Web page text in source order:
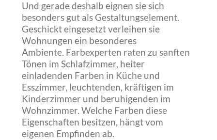
Und gerade deshalb eignen sie sich
besonders gut als Gestaltungselement.
Geschickt eingesetzt verleihen sie
Wohnungen ein besonderes
Ambiente. Farbexperten raten zu sanften
Tönen im Schlafzimmer, heiter
einladenden Farben in Küche und
Esszimmer, leuchtenden, kräftigen im
Kinderzimmer und beruhigenden im
Wohnzimmer. Welche Farben diese
Eigenschaften besitzen, hängt vom
eigenen Empfinden ab.